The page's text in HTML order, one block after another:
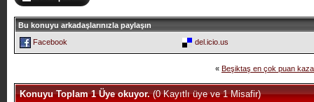
Bu konuyu arkadaşlarınızla paylaşın
Facebook
del.icio.us
« Beşiktaş en çok puan
Konuyu Toplam 1 Üye okuyor.(0 Kayıtlı üye ve 1 Misafir)